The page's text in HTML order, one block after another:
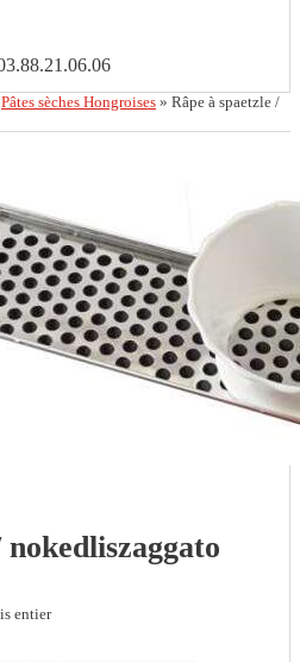
Pâtes sèches Hongroises » Râpe à spaetzle /
entier